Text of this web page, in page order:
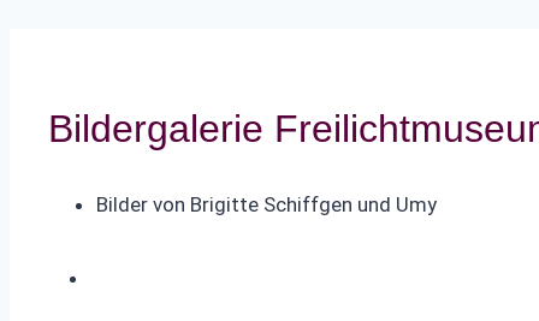
Bildergalerie
Bilder von Brigitte Schiffgen und Umy